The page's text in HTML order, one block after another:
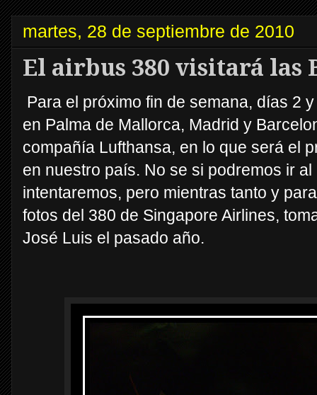
martes, 28 de septiembre de 2010
El airbus 380 visitará las
Para el próximo fin de semana, días 2
en Palma de Mallorca, Madrid y
compañía Lufthansa, en lo que será el
en nuestro país. No se si podremos ir
intentaremos, pero mientras tanto y
fotos del 380 de Singapore Airlines,
José Luis el pasado año.